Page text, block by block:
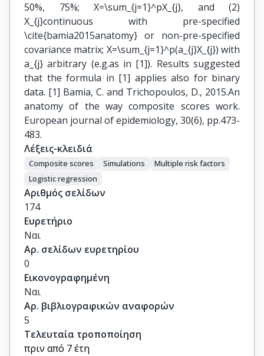
50%, 75%; X=\sum_{j=1}^pX_{j}, and (2)
X_{j}continuous with pre-specified
\cite{bamia2015anatomy} or non-pre-specified
covariance matrix; X=\sum_{j=1}^p(a_{j}X_{j}) with
a_{j} arbitrary (e.g.as in [1]). Results suggested
that the formula in [1] applies also for binary
data. [1] Bamia, C. and Trichopoulos, D., 2015.An
anatomy of the way composite scores work.
European journal of epidemiology, 30(6), pp.473-
483.
Λέξεις-κλειδιά
Composite scores Simulations
Multiple risk factors
Logistic regression
Αριθμός σελίδων
174
Ευρετήριο
Ναι
Αρ. σελίδων ευρετηρίου
0
Εικονογραφημένη
Ναι
Αρ. βιβλιογραφικών αναφορών
5
Τελευταία τροποποίηση
πριν από 7 έτη